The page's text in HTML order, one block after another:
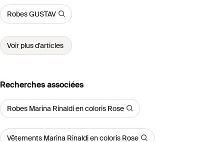
Robes GUSTAV
Voir plus d'articles
Recherches associées
Robes Marina Rinaldi en coloris Rose
Vêtements Marina Rinaldi en coloris Rose